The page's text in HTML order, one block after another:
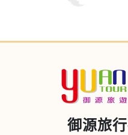
御源旅